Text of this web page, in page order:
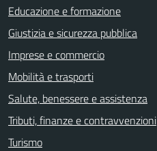
Educazione e formazione
Giustizia e sicurezza pubblica
Imprese e commercio
Mobilità e trasporti
Salute, benessere e assistenza
Tributi, finanze e contravvenzioni
Turismo